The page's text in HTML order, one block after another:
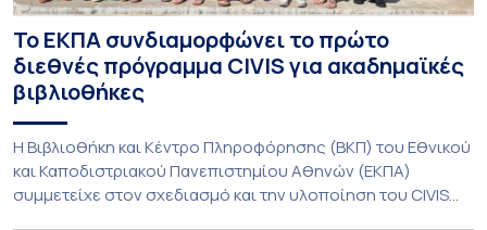
Το ΕΚΠΑ συνδιαμορφώνει το πρώτο
διεθνές πρόγραμμα CIVIS για ακαδημαϊκές
βιβλιοθήκες
Η Βιβλιοθήκη και Κέντρο Πληροφόρησης (ΒΚΠ) του Εθνικού
και Καποδιστριακού Πανεπιστημίου Αθηνών (ΕΚΠΑ)
συμμετείχε στον σχεδιασμό και την υλοποίηση του CIVIS